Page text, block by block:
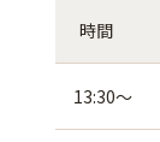
時間
13:30～